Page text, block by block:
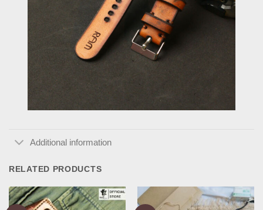
Additional information
RELATED PRODUCTS